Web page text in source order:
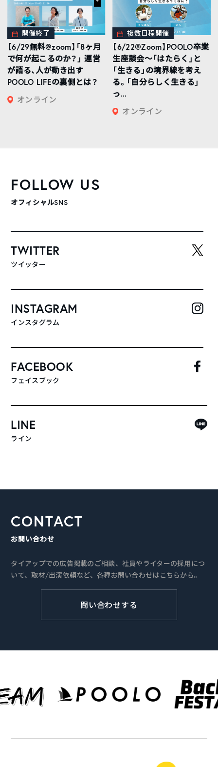
開催終了
【6/29無料@zoom】「8ヶ月
で何が起こるのか？」 運営
が語る、人が動き出す
POOLO LIFEの裏側とは？
オンライン
複数日程開催
【6/22@Zoom】POOLO卒業
生座談会〜「はたらく」と
「生きる」の境界線を考え
る。「自分らしく生きる」
っ...
オンライン
FOLLOW US
オフィシャルSNS
TWITTER
ツイッター
INSTAGRAM
インスタグラム
FACEBOOK
フェイスブック
LINE
ライン
CONTACT
お問い合わせ
タイアップでの広告掲載のご相談、社員やライターの採用につ
いて、取材/出演依頼など、各種お問い合わせはこちらから。
問い合わせする